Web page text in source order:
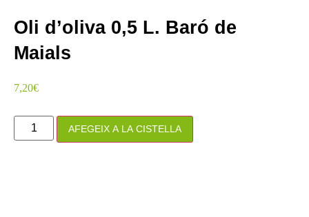
Oli d’oliva 0,5 L. Baró de
Maials
7,20€
AFEGEIX A LA CISTELLA